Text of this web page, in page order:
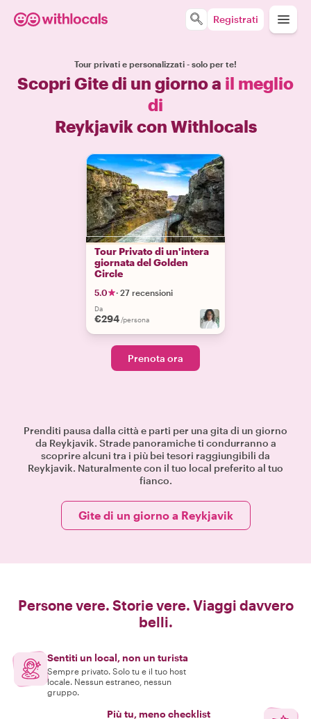
Registrati
Tour privati e personalizzati - solo per te!
Scopri Gite di un giorno a il meglio
di
Reykjavik con Withlocals
Tour Privato di un'intera
giornata del Golden
Circle
5.0 · 27 recensioni
Da
€294 /persona
Prenota ora
Prenditi pausa dalla città e parti per una gita di un giorno
da Reykjavik. Strade panoramiche ti condurranno a
scoprire alcuni tra i più bei tesori raggiungibili da
Reykjavik. Naturalmente con il tuo local preferito al tuo
fianco.
Gite di un giorno a Reykjavik
Persone vere. Storie vere. Viaggi davvero
belli.
Sentiti un local, non un turista
Sempre privato. Solo tu e il tuo host
locale. Nessun estraneo, nessun
gruppo.
Più tu, meno checklist